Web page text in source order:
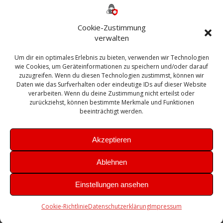
Cookie-Zustimmung
verwalten
Um dir ein optimales Erlebnis zu bieten, verwenden wir Technologien
wie Cookies, um Geräteinformationen zu speichern und/oder darauf
zuzugreifen. Wenn du diesen Technologien zustimmst, können wir
Daten wie das Surfverhalten oder eindeutige IDs auf dieser Website
verarbeiten. Wenn du deine Zustimmung nicht erteilst oder
zurückziehst, können bestimmte Merkmale und Funktionen
beeinträchtigt werden.
Akzeptieren
Ablehnen
Einstellungen ansehen
Cookie-RichtlinieDatenschutzerklärungImpressum
Bautagebuch
Exchange firewall Fritzbox
Microsoft
Sanierung SBS Security Server Sicherheit
Sicherung SIEM Sophos SSL Ubuntu
Update Upgrade UTM VCenter VCSA Veeam
VMWare VPN WAZUH Windows
Zertifikat
Theme